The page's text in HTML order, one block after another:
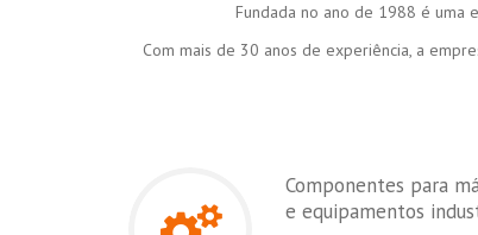
Fundada no ano de 1988 é uma
Com mais de 30 anos de experiência, a
Componentes para
e equipamentos